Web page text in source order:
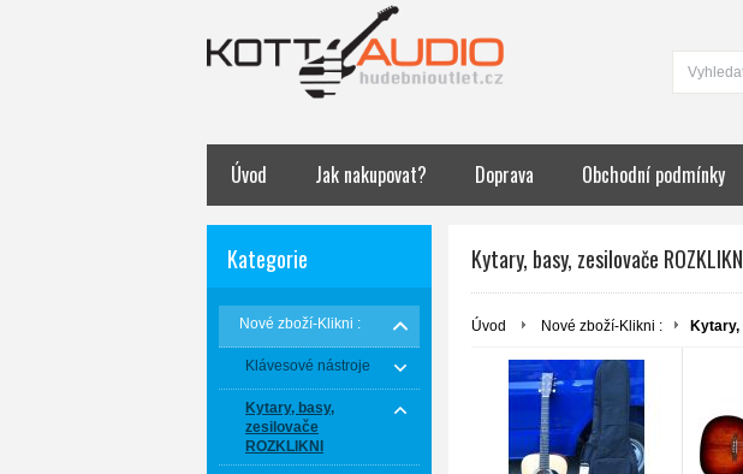
Úvod Jak nakupovat? Doprava Obchodní podmínky
Kategorie
Nové zboží-Klikni :
Klávesové nástroje
Kytary, basy,
zesilovače
ROZKLIKNI
Kytary, basy, zesilovače
Úvod Nové zboží-Klikni : Kytary,